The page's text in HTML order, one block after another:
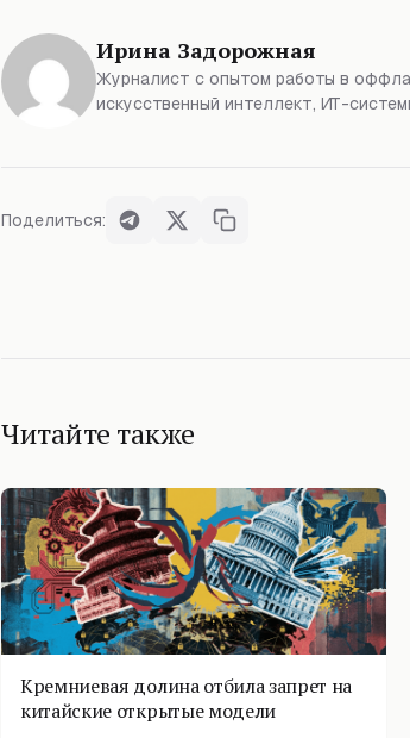
Ирина Задорожная
Журналист с опытом работы в
искусственный интеллект, ИТ-
Поделиться:
Читайте также
Кремниевая долина отбила запрет на
китайские открытые модели